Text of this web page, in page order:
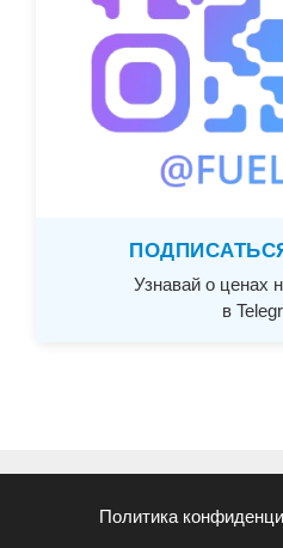
Узнавай о ценах
в
Политика